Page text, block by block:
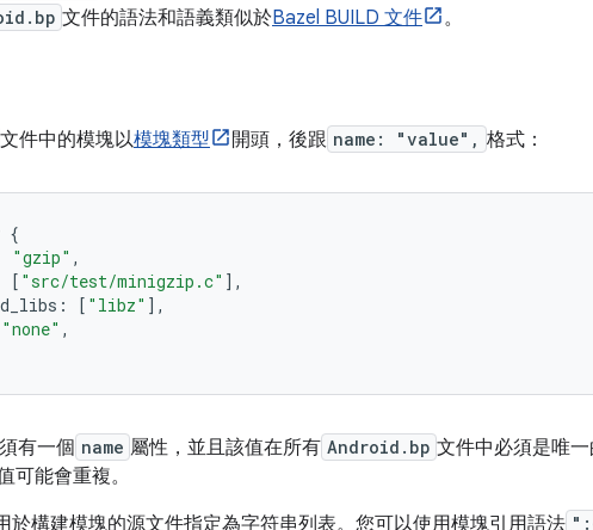
文件的語法和語義類似於Bazel BUILD 文件 。
文件中的模塊以模塊類型 開頭，後跟 name: "value", 格式：
{
"gzip" ,
[ "src/test/minigzip.c" ],
: [ "libz" ],
"none" ,
有一個 name 屬性，並且該值在所有 Android.bp 文件中必須是唯
可能會重複。
於構建模塊的源文件指定為字符串列表。您可以使用模塊引用語法